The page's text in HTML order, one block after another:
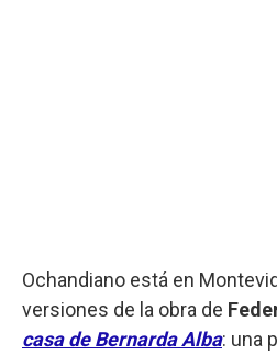
Ochandiano está en
versiones de la obra de
casa de Bernarda Alba: una